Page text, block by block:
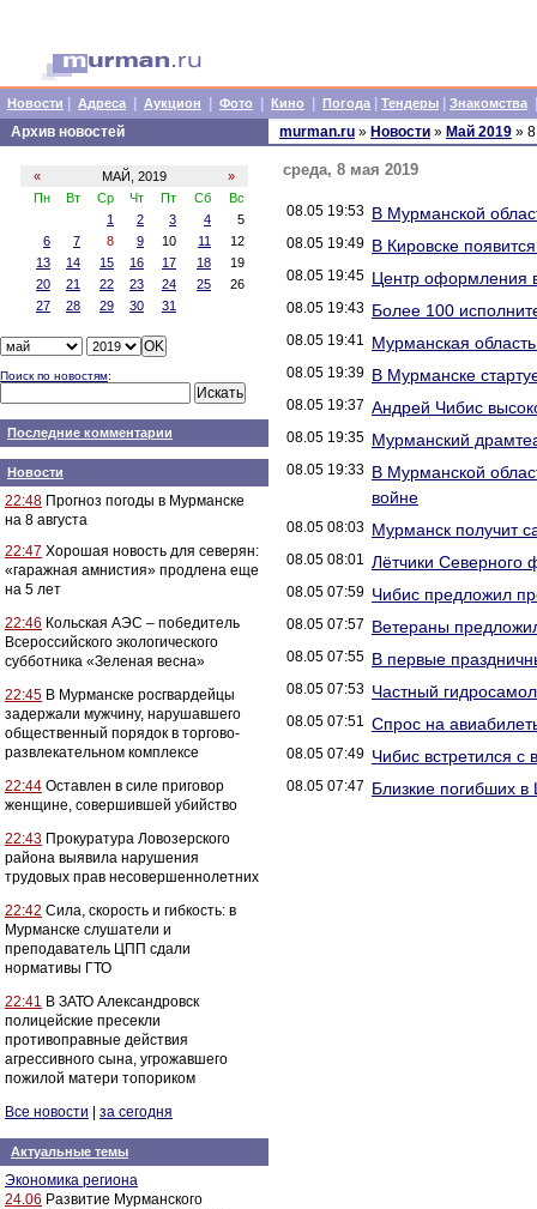
Новости Адреса Аукцион Фото Кино Погода Тендеры Знакомства
Архив новостей
« МАЙ, 2019
»
Пн
Вт Ср Чт Пт Сб
Вс
1
2 3 4
5
6
7 8 9 10 11
12
13
14 15 16 17 18
19
20
21 22 23 24 25
26
27
28 29 30 31
Поиск по новостям:
Последние комментарии
Новости
22:48 Прогноз погоды в Мурманске
на 8 августа
22:47 Хорошая новость для северян:
«гаражная амнистия» продлена еще
на 5 лет
22:46 Кольская АЭС – победитель
Всероссийского экологического
субботника «Зеленая весна»
22:45 В Мурманске росгвардейцы
задержали мужчину, нарушавшего
общественный порядок в торгово-
развлекательном комплексе
22:44 Оставлен в силе приговор
женщине, совершившей убийство
22:43 Прокуратура Ловозерского
района выявила нарушения
трудовых прав несовершеннолетних
22:42 Сила, скорость и гибкость: в
Мурманске слушатели и
преподаватель ЦПП сдали
нормативы ГТО
22:41 В ЗАТО Александровск
полицейские пресекли
противоправные действия
агрессивного сына, угрожавшего
пожилой матери топориком
Все новости
за сегодня
Актуальные темы
Экономика региона
24.06 Развитие Мурманского
murman.ru » Новости » Май 2019 »
среда, 8 мая 2019
08.05 19:53 В Мурманской
08.05 19:49 В Кировске
08.05 19:45 Центр оформления
08.05 19:43 Более 100
08.05 19:41 Мурманская
08.05 19:39 В Мурманске
08.05 19:37 Андрей Чибис
08.05 19:35 Мурманский
08.05 19:33 В Мурманской
войне
08.05 08:03 Мурманск получит
08.05 08:01 Лётчики Северного
08.05 07:59 Чибис предложил
08.05 07:57 Ветераны
08.05 07:55 В первые
08.05 07:53 Частный
08.05 07:51 Спрос на
08.05 07:49 Чибис встретился
08.05 07:47 Близкие погибших